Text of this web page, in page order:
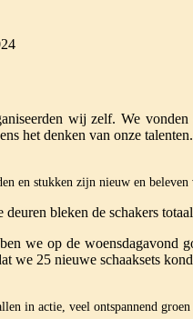
wij zelf. We
het denken van onze talenten.
en stukken zijn nieuw en beleven
bleken de schakers
we op de woensdagavond
we 25 nieuwe schaaksets
in actie, veel ontspannend